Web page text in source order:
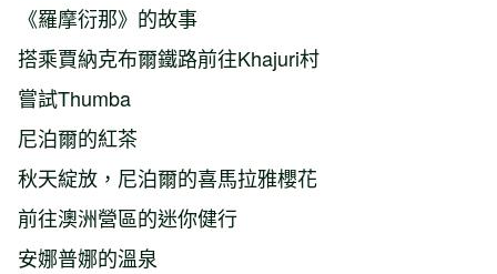
《羅摩衍那》的故事
搭乘賈納克布爾鐵路前往Khajuri村
嘗試Thumba
尼泊爾的紅茶
秋天綻放，尼泊爾的喜馬拉雅櫻花
前往澳洲營區的迷你健行
安娜普娜的溫泉